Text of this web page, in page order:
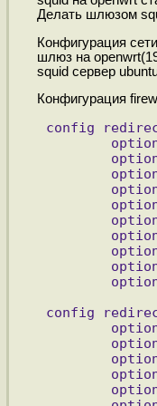
Делать шлюзом
Конфигурация
шлюз на
squid сервер
Конфигурация
config
option
option src
option
option
option
option
option
option
option
option
config
option
option
option
option
option